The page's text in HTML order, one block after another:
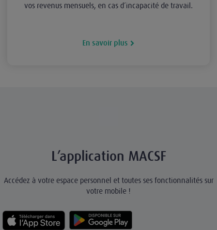
vos revenus mensuels, en cas d’incapacité de travail.
En savoir plus
L’application MACSF
Accédez à votre espace personnel et toutes ses fonctionnalités sur
votre mobile !